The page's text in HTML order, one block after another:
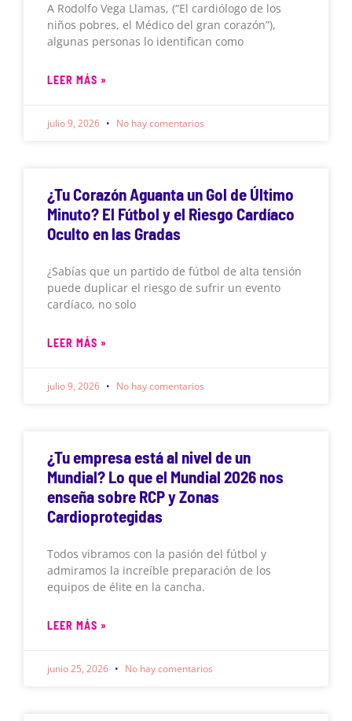
A Rodolfo Vega Llamas, (“El cardiólogo de los
niños pobres, el Médico del gran corazón”),
algunas personas lo identifican como
LEER MÁS »
julio 9, 2026 No hay comentarios
¿Tu Corazón Aguanta un Gol de Último
Minuto? El Fútbol y el Riesgo Cardíaco
Oculto en las Gradas
¿Sabías que un partido de fútbol de alta tensión
puede duplicar el riesgo de sufrir un evento
cardíaco, no solo
LEER MÁS »
julio 9, 2026 No hay comentarios
¿Tu empresa está al nivel de un
Mundial? Lo que el Mundial 2026 nos
enseña sobre RCP y Zonas
Cardioprotegidas
Todos vibramos con la pasión del fútbol y
admiramos la increíble preparación de los
equipos de élite en la cancha.
LEER MÁS »
junio 25, 2026 No hay comentarios